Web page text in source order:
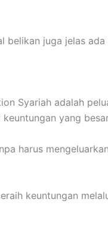
belikan juga jelas
Syariah adalah
yang
harus
keuntungan